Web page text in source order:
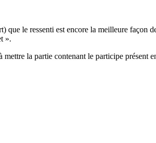
le ressenti est encore la meilleure façon
».
la partie contenant le participe présent